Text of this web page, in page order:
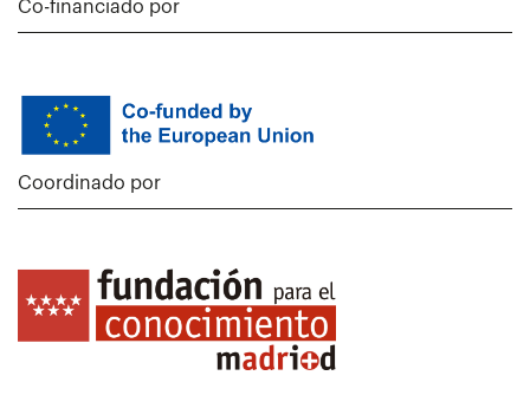
Co-financiado por
Coordinado por